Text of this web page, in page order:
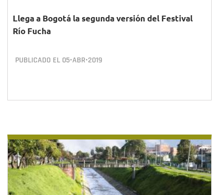
Llega a Bogotá la segunda versión del Festival
Río Fucha
PUBLICADO EL 05•ABR•2019